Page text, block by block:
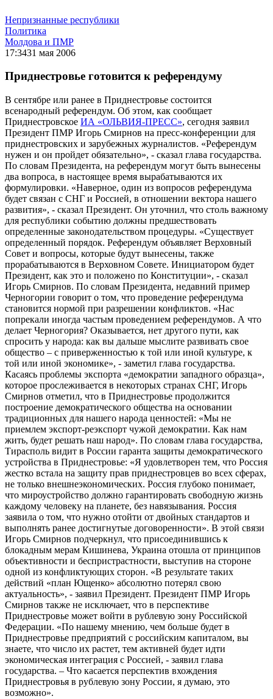
Непризнанные республики
Политика
Молдова и ПМР
17:3431 мая 2006
Приднестровье готовится к референдуму
В сентябре или ранее в Приднестровье состоится
всенародный референдум. Об этом, как сообщает
Приднестровское ИА «ОЛЬВИЯ-ПРЕСС», сегодня заявил
Президент ПМР Игорь Смирнов на пресс-конференции для
приднестровских и зарубежных журналистов. «Референдум
нужен и он пройдет обязательно», - сказал глава государства.
По словам Президента, на референдум могут быть вынесены
два вопроса, в настоящее время вырабатываются их
формулировки. «Наверное, один из вопросов референдума
будет связан с СНГ и Россией, в отношении вектора нашего
развития», - сказал Президент. Он уточнил, что столь важному
для республики событию должны предшествовать
определенные законодательством процедуры. «Существует
определенный порядок. Референдум объявляет Верховный
Совет и вопросы, которые будут вынесены, также
прорабатываются в Верховном Совете. Инициатором будет
Президент, как это и положено по Конституции», - сказал
Игорь Смирнов. По словам Президента, недавний пример
Черногории говорит о том, что проведение референдума
становится нормой при разрешении конфликтов. «Нас
попрекали иногда частым проведением референдумов. А что
делает Черногория? Оказывается, нет другого пути, как
спросить у народа: как вы дальше мыслите развивать свое
общество – с приверженностью к той или иной культуре, к
той или иной экономике», - заметил глава государства.
Касаясь проблемы экспорта «демократии западного образца»,
которое прослеживается в некоторых странах СНГ, Игорь
Смирнов отметил, что в Приднестровье продолжится
построение демократического общества на основании
традиционных для нашего народа ценностей: «Мы не
приемлем экспорт-реэкспорт чужой демократии. Как нам
жить, будет решать наш народ». По словам глава государства,
Тирасполь видит в России гаранта защиты демократического
устройства в Приднестровье: «Я удовлетворен тем, что Россия
жестко встала на защиту прав приднестровцев во всех сферах,
не только внешнеэкономических. Россия глубоко понимает,
что мироустройство должно гарантировать свободную жизнь
каждому человеку на планете, без навязывания. Россия
заявила о том, что нужно отойти от двойных стандартов и
выполнять ранее достигнутые договоренности». В этой связи
Игорь Смирнов подчеркнул, что присоединившись к
блокадным мерам Кишинева, Украина отошла от принципов
объективности и беспристрастности, выступив на стороне
одной из конфликтующих сторон. «В результате таких
действий «план Ющенко» абсолютно потерял свою
актуальность», - заявил Президент. Президент ПМР Игорь
Смирнов также не исключает, что в перспективе
Приднестровье может войти в рублевую зону Российской
Федерации. «По нашему мнению, чем больше будет в
Приднестровье предприятий с российским капиталом, вы
знаете, что число их растет, тем активней будет идти
экономическая интеграция с Россией, - заявил глава
государства. – Что касается перспектив вхождения
Приднестровья в рублевую зону России, я думаю, это
возможно».